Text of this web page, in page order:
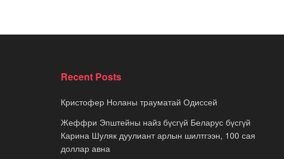
Recent Posts
Кристофер Ноланы трауматай Одиссей
Жеффри Эпштейны найз бүсгүй Беларус бүсгүй
Карина Шуляк дуулиант арлын шилтгээн, 100 сая
доллар авна